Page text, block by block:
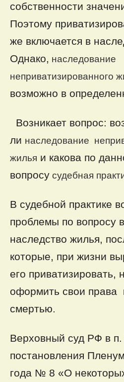
собственности
Поэтому
же включается в
Однако, наследование
неприватизированного
возможно в
Возникает вопрос:
ли наследование
жилья и какова по
вопросу судебная
В судебной практике
проблемы по вопросу
наследство жилья,
которые, при жизни
его приватизировать,
оформить свои права
смертью.
Верховный суд РФ в п.
постановления
года № 8 «О